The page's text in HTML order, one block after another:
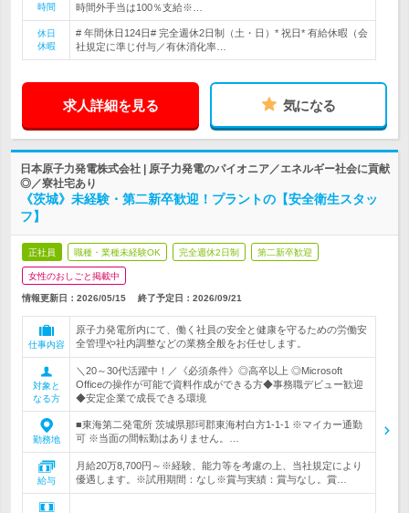
時間
時間外手当は100％支給※…
休日
休暇
# 年間休日124日# 完全週休2日制（土・日）* 祝日* 有給休暇（会
社規定に準じ付与／有休消化率…
求人詳細を見る 気になる
日本原子力発電株式会社 | 原子力発電のパイオニア／エネルギー社会に貢献
◎／寮社宅あり
《茨城》未経験・第二新卒歓迎！プラントの【安全衛生スタッ
フ】
正社員 職種・業種未経験OK 完全週休2日制 第二新卒歓迎
女性のおしごと掲載中
情報更新日：2026/05/15 終了予定日： 2026/09/21
仕事内容
原子力発電所内にて、働く社員の安全と健康を守るための労働安
全管理や社内調整などの業務全般をお任せします。
対象と
なる方
＼20～30代活躍中！／《必須条件》◎高卒以上 ◎Microsoft
Officeの操作が可能で資料作成ができる方◆事務職デビュー歓迎
◆安定企業で成長できる環境
勤務地
■東海第二発電所 茨城県那珂郡東海村白方1-1-1 ※マイカー通勤
可 ※当面の間転勤はありません。…
給与
月給20万8,700円～※経験、能力等を考慮の上、当社規定により
優遇します。※試用期間：なし※賞与実績：賞与なし。賞…